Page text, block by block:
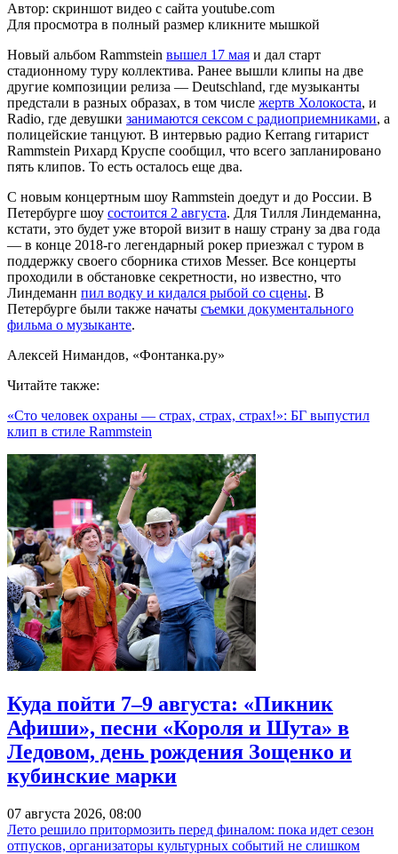
Автор: скриншот видео с сайта youtube.com
Для просмотра в полный размер кликните мышкой
Новый альбом Rammstein вышел 17 мая и дал старт
стадионному туру коллектива. Ранее вышли клипы на две
другие композиции релиза — Deutschland, где музыканты
предстали в разных образах, в том числе жертв Холокоста, и
Radio, где девушки занимаются сексом с радиоприемниками, а
полицейские танцуют. В интервью радио Kerrang гитарист
Rammstein Рихард Круспе сообщил, что всего запланировано
пять клипов. То есть осталось еще два.
С новым концертным шоу Rammstein доедут и до России. В
Петербурге шоу состоится 2 августа. Для Тилля Линдеманна,
кстати, это будет уже второй визит в нашу страну за два года
— в конце 2018-го легендарный рокер приезжал с туром в
поддержку своего сборника стихов Messer. Все концерты
проходили в обстановке секретности, но известно, что
Линдеманн пил водку и кидался рыбой со сцены. В
Петербурге были также начаты съемки документального
фильма о музыканте.
Алексей Нимандов, «Фонтанка.ру»
Читайте также:
«Сто человек охраны — страх, страх, страх!»: БГ выпустил
клип в стиле Rammstein
Куда пойти 7–9 августа: «Пикник
Афиши», песни «Короля и Шута» в
Ледовом, день рождения Зощенко и
кубинские марки
07 августа 2026, 08:00
Лето решило притормозить перед финалом: пока идет сезон
отпусков, организаторы культурных событий не слишком